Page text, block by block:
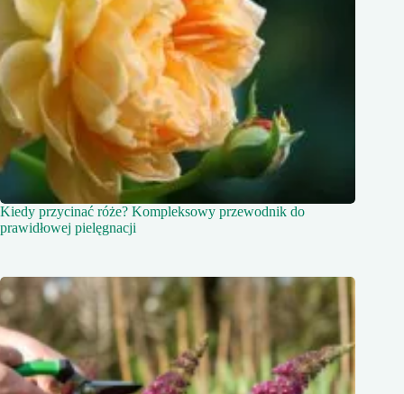
Kiedy przycinać róże? Kompleksowy przewodnik do
prawidłowej pielęgnacji